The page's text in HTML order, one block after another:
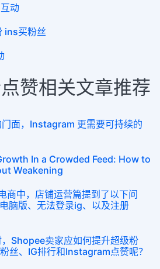
动
ins买粉丝
赞相关文章推荐
面，Instagram 更需要可持续的
In a Crowded Feed: How to
Weakening
商中，店铺运营篇提到了以下问
脑版、无法登录ig、以及注册
Shopee卖家应如何提升超级粉
丝、IG排行和Instagram点赞呢？